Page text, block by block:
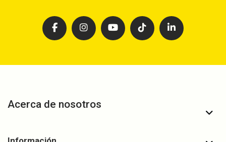
Acerca de nosotros